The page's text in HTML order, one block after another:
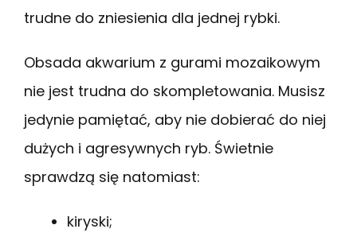
trudne do zniesienia dla jednej rybki.
Obsada akwarium z gurami mozaikowym
nie jest trudna do skompletowania. Musisz
jedynie pamiętać, aby nie dobierać do niej
dużych i agresywnych ryb. Świetnie
sprawdzą się natomiast:
kiryski;